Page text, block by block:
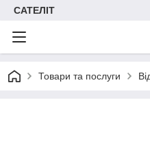
САТЕЛІТ
Товари та послуги